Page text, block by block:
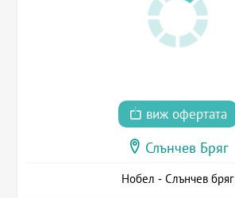
виж офертата
Слънчев Бряг
Нобел - Слънчев бряг